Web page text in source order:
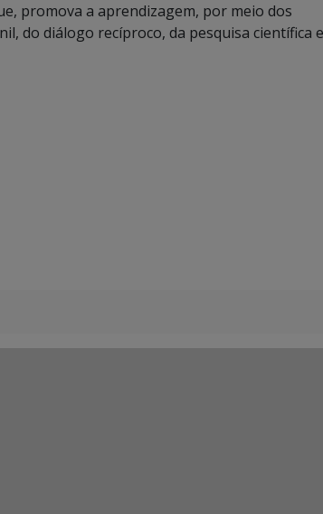
promova a aprendizagem, por meio dos
do diálogo recíproco, da pesquisa científica e